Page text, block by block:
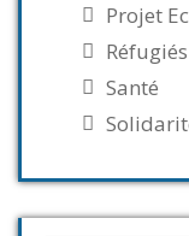
Projet
Réfugiés
Santé